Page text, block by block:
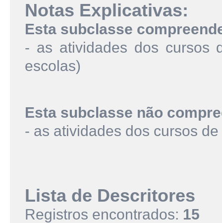
Notas Explicativas:
Esta subclasse
- as atividades dos cursos
escolas)
Esta subclasse não
- as atividades dos cursos
Lista de Descritores
Registros encontrados: 15